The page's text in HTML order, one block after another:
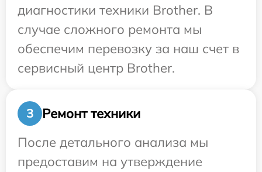
диагностики техники Brother. В
случае сложного ремонта мы
обеспечим перевозку за наш счет в
сервисный центр Brother.
3
Ремонт техники
После детального анализа мы
предоставим на утверждение